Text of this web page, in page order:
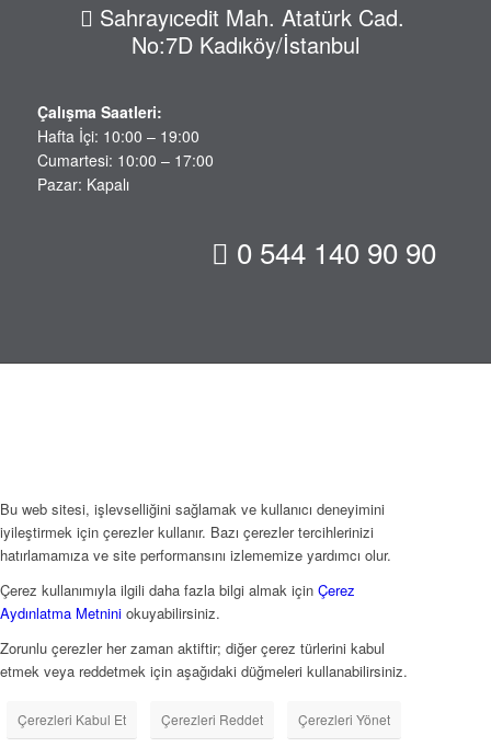
Sahrayıcedit Mah. Atatürk Cad.
No:7D Kadıköy/İstanbul
Çalışma Saatleri:
Hafta İçi: 10:00 – 19:00
Cumartesi: 10:00 – 17:00
Pazar: Kapalı
0 544 140 90 90
Bu web sitesi, işlevselliğini sağlamak ve kullanıcı deneyimini
iyileştirmek için çerezler kullanır. Bazı çerezler tercihlerinizi
hatırlamamıza ve site performansını izlememize yardımcı olur.
Çerez kullanımıyla ilgili daha fazla bilgi almak için Çerez
Aydınlatma Metnini okuyabilirsiniz.
Zorunlu çerezler her zaman aktiftir; diğer çerez türlerini kabul
etmek veya reddetmek için aşağıdaki düğmeleri kullanabilirsiniz.
Çerezleri Kabul Et Çerezleri Reddet Çerezleri Yönet